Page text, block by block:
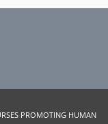
PROMOTING HUMAN